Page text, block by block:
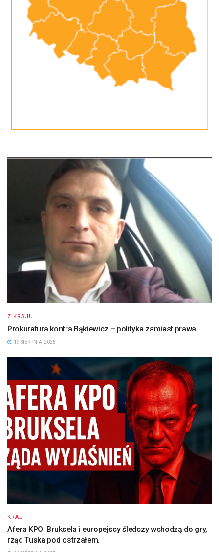
Z KRAJU
Prokuratura kontra Bąkiewicz – polityka zamiast prawa
19 SIERPNIA, 2025
KRAJ
Afera KPO: Bruksela i europejscy śledczy wchodzą do gry,
rząd Tuska pod ostrzałem.